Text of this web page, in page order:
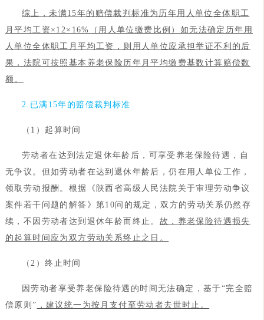
综上，未满15年的赔偿裁判标准为历年用人单位全体职工
月平均工资×12×16%（用人单位缴费比例）如无法确定历年用
人单位全体职工月平均工资，则用人单位应承担举证不利的后
果，法院可按照基本养老保险历年月平均缴费基数计算赔偿数
额。
2.已满15年的赔偿裁判标准
（1）起算时间
劳动者在达到法定退休年龄后，可享受养老保险待遇，自
无争议。但如劳动者在达到退休年龄后，仍在用人单位工作，
领取劳动报酬。根据《陕西省高级人民法院关于审理劳动争议
案件若干问题的解答》第10问的规定，双方的劳动关系仍然存
续，不因劳动者达到退休年龄而终止。 故，养老保险待遇损失
的起算时间应为双方劳动关系终止之日。
（2）终止时间
因劳动者享受养老保险待遇的时间无法确定，基于“完全赔
偿原则” ，建议统一为按月支付至劳动者去世时止。